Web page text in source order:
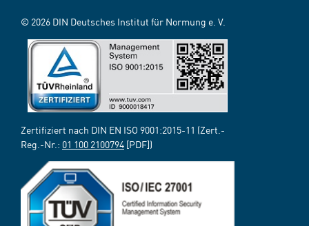
© 2026 DIN Deutsches Institut für Normung e. V.
Zertifiziert nach DIN EN ISO 9001:2015-11 (Zert.-
Reg.-Nr.: 01 100 2100794 [PDF])